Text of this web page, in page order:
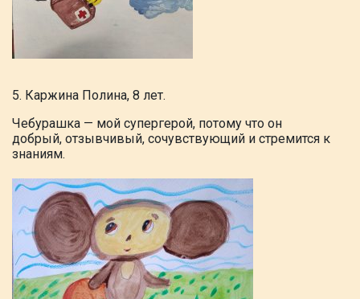
5. Каржина Полина, 8 лет.
Чебурашка — мой супергерой, потому что он
добрый, отзывчивый, сочувствующий и стремится к
знаниям.